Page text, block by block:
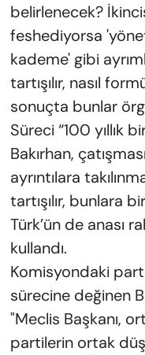
belirlenecek?
feshediyorsa
kademe' gibi
tartışılır, nasıl
sonuçta bunlar
Süreci “100 yıllık
Bakırhan,
ayrıntılara
tartışılır, bunlara
Türk’ün de anası
kullandı.
Komisyondaki
sürecine değinen
"Meclis Başkanı,
partilerin ortak